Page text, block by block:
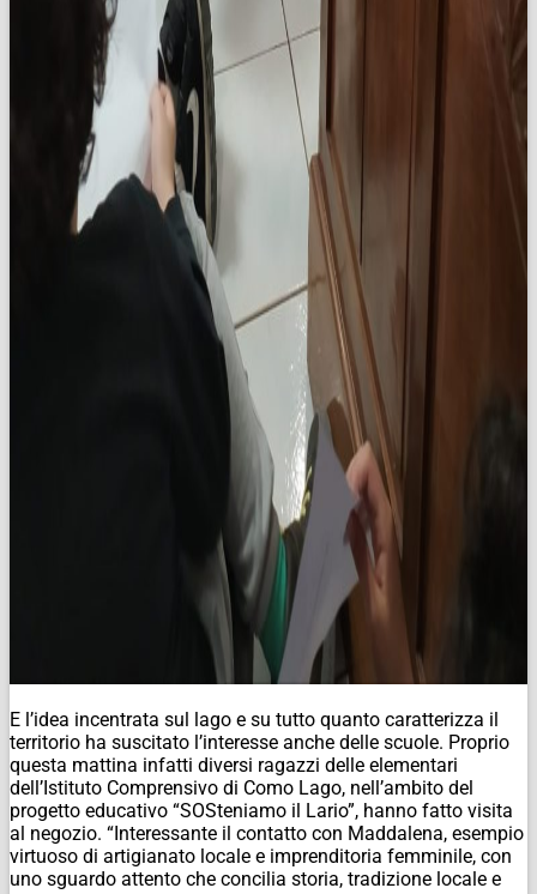
E l’idea incentrata sul lago e su tutto quanto caratterizza il
territorio ha suscitato l’interesse anche delle scuole. Proprio
questa mattina infatti diversi ragazzi delle elementari
dell’Istituto Comprensivo di Como Lago, nell’ambito del
progetto educativo “SOSteniamo il Lario”, hanno fatto visita
al negozio. “Interessante il contatto con Maddalena, esempio
virtuoso di artigianato locale e imprenditoria femminile, con
uno sguardo attento che concilia storia, tradizione locale e